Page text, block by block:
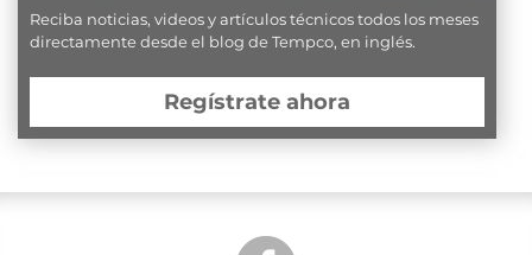
Reciba noticias, videos y artículos técnicos todos los meses
directamente desde el blog de Tempco, en inglés.
Regístrate ahora